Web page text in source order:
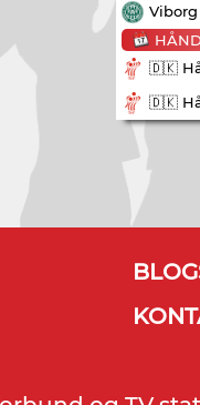
Viborg
🇩🇰
🇩🇰